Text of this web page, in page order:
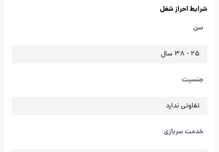
شرایط احراز شغل
سن
25 - 38 سال
جنسیت
تفاوتی ندارد
خدمت سربازی